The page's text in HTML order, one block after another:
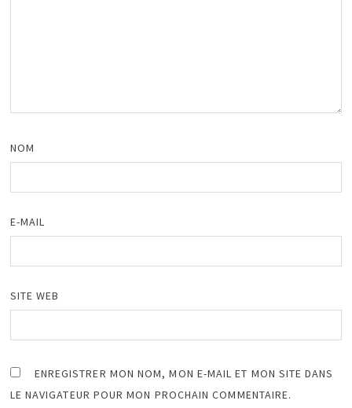
NOM
E-MAIL
SITE WEB
ENREGISTRER MON NOM, MON E-MAIL ET MON SITE DANS
LE NAVIGATEUR POUR MON PROCHAIN COMMENTAIRE.